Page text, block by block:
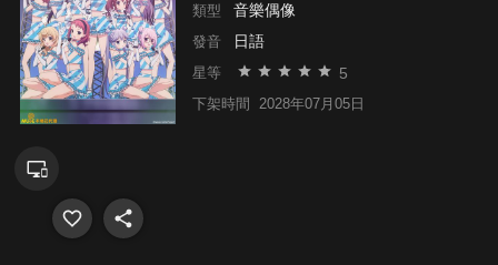
類型 音樂偶像
發音 日語
星等 5
下架時間 2028年07月05日